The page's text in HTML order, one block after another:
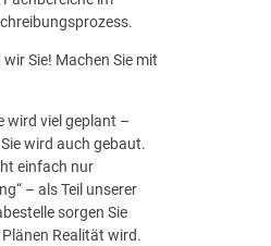
Sie! Machen Sie mit
wird viel geplant –
wird auch gebaut.
einfach nur
– als Teil unserer
sorgen Sie
Realität wird.